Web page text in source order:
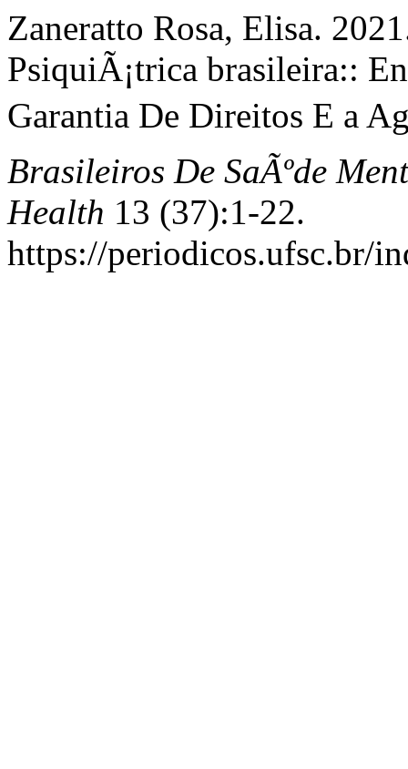
Zaneratto Rosa, Elisa.
PsiquiÃ¡trica brasileira::
Garantia De Direitos E a
Brasileiros De SaÃºde
Health 13 (37):1-22.
https://periodicos.ufsc.br/